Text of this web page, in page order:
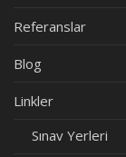
Referanslar
Blog
Linkler
Sınav Yerleri